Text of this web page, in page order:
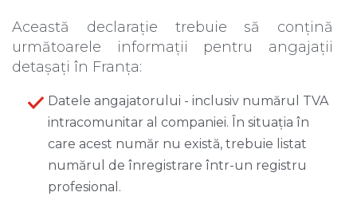
Această declarație trebuie să conțină
următoarele informații pentru angajații
detașați în Franța:
Datele angajatorului - inclusiv numărul TVA
intracomunitar al companiei. În situația în
care acest număr nu există, trebuie listat
numărul de înregistrare într-un registru
profesional.